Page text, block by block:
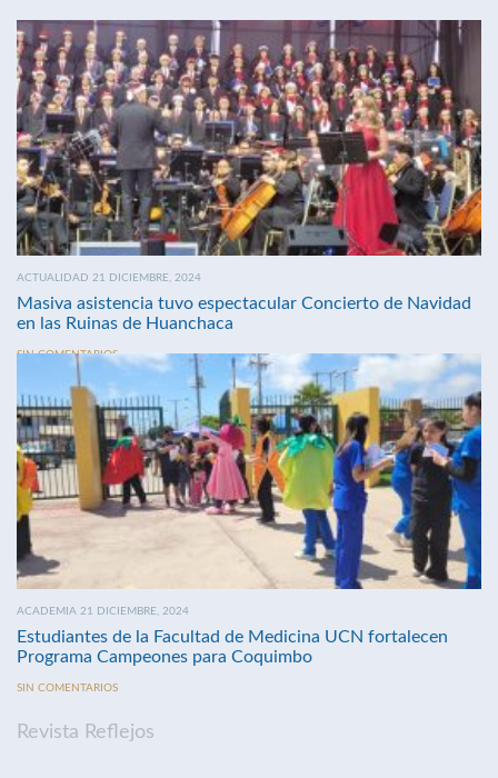
ACTUALIDAD 21 DICIEMBRE, 2024
Masiva asistencia tuvo espectacular Concierto de Navidad
en las Ruinas de Huanchaca
SIN COMENTARIOS
ACADEMIA 21 DICIEMBRE, 2024
Estudiantes de la Facultad de Medicina UCN fortalecen
Programa Campeones para Coquimbo
SIN COMENTARIOS
Revista Reflejos